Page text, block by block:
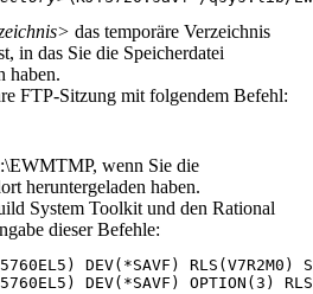
das temporäre Verzeichnis
in das Sie die Speicherdatei
haben.
FTP-Sitzung mit folgendem Befehl:
, wenn Sie die
heruntergeladen haben.
System Toolkit und den Rational
dieser Befehle:
DEV(*SAVF) RLS(V7R2M0)
DEV(*SAVF) OPTION(3)